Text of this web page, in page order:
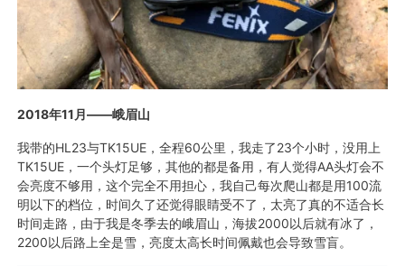
2018年11 月——峨眉山
我带的HL23与TK15UE，全程60公里，我走了23个小时，没用上
TK15UE，一个头灯足够，其他的都是备用，有人觉得AA头灯会不
会亮度不够用，这个完全不用担心，我自己每次爬山都是用100流
明以下的档位，时间久了还觉得眼睛受不了，太亮了真的不适合长
时间走路，由于我是冬季去的峨眉山，海拔2000以后就有冰了，
2200以后路上全是雪，亮度太高长时间佩戴也会导致雪盲。